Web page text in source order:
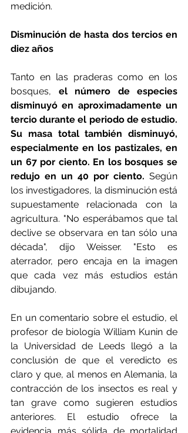
medición.
Disminución de hasta dos tercios en
diez años
Tanto en las praderas como en los
bosques, el número de especies
disminuyó en aproximadamente un
tercio durante el periodo de estudio.
Su masa total también disminuyó,
especialmente en los pastizales, en
un 67 por ciento. En los bosques se
redujo en un 40 por ciento. Según
los investigadores, la disminución está
supuestamente relacionada con la
agricultura. "No esperábamos que tal
declive se observara en tan sólo una
década", dijo Weisser. "Esto es
aterrador, pero encaja en la imagen
que cada vez más estudios están
dibujando.
En un comentario sobre el estudio, el
profesor de biología William Kunin de
la Universidad de Leeds llegó a la
conclusión de que el veredicto es
claro y que, al menos en Alemania, la
contracción de los insectos es real y
tan grave como sugieren estudios
anteriores. El estudio ofrece la